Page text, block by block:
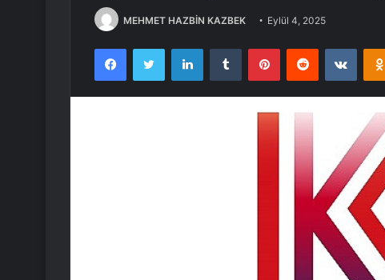
MEHMET HAZBİN KAZBEK Eylül 4, 2025
FacebookTwitter LinkedInTumblr PinterestReddit